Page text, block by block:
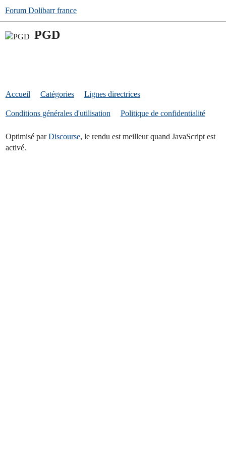
Forum Dolibarr france
PGD
Accueil Catégories Lignes directrices
Conditions générales d'utilisation Politique de confidentialité
Optimisé parDiscourse, le rendu est meilleur quand JavaScript est
activé.